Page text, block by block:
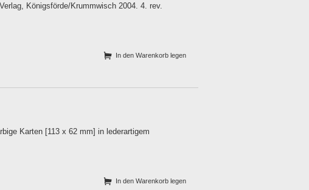
Königsförde/Krummwisch 2004. 4. rev.
In den Warenkorb legen
Karten [113 x 62 mm] in lederartigem
In den Warenkorb legen